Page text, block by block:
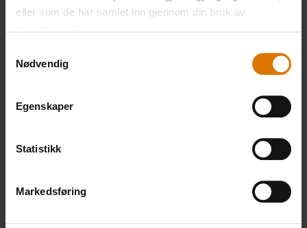
eller som de har samlet inn gjennom din bruk av
Nødvendig
Egenskaper
Statistikk
Markedsføring
Anbefalt tilbehør